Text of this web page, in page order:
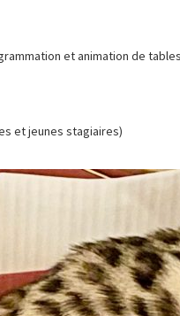
et animation de
et jeunes stagiaires)